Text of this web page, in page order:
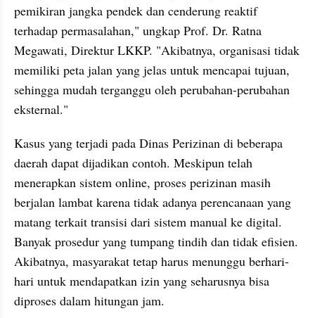
pemikiran jangka pendek dan cenderung reaktif
terhadap permasalahan," ungkap Prof. Dr. Ratna
Megawati, Direktur LKKP. "Akibatnya, organisasi tidak
memiliki peta jalan yang jelas untuk mencapai tujuan,
sehingga mudah terganggu oleh perubahan-perubahan
eksternal."
Kasus yang terjadi pada Dinas Perizinan di beberapa
daerah dapat dijadikan contoh. Meskipun telah
menerapkan sistem online, proses perizinan masih
berjalan lambat karena tidak adanya perencanaan yang
matang terkait transisi dari sistem manual ke digital.
Banyak prosedur yang tumpang tindih dan tidak efisien.
Akibatnya, masyarakat tetap harus menunggu berhari-
hari untuk mendapatkan izin yang seharusnya bisa
diproses dalam hitungan jam.